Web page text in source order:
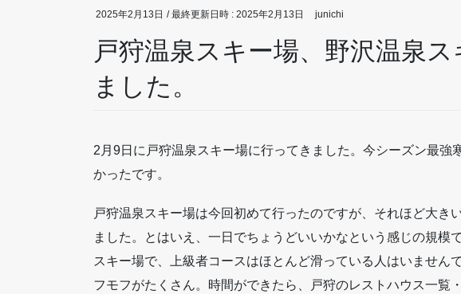
2025年2月13日 / 最終更新日時 : 2025年2月13日 junichi
戸狩温泉スキー場、野沢温泉
ました。
2月9日に戸狩温泉スキー場に行ってきました。今シーズン最強
かったです。
戸狩温泉スキー場は今回初めて行ったのですが、それほど大き
ました。とはいえ、一日でちょうどいいかなという感じの規模
スキー場で、上級者コースはほとんど滑っている人はいません
フモフがたくさん。時間ができたら、戸狩のレストハウス一覧